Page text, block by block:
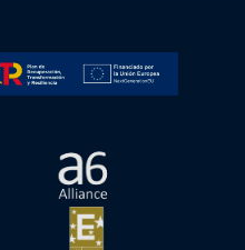
Transformación y
nueva abre en ventana